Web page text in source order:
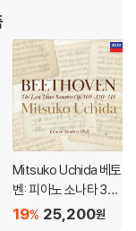
Mitsuko Uchida 베토
벤: 피아노 소나타 30-
32번 (Beethoven: Pi
25,200원
19%